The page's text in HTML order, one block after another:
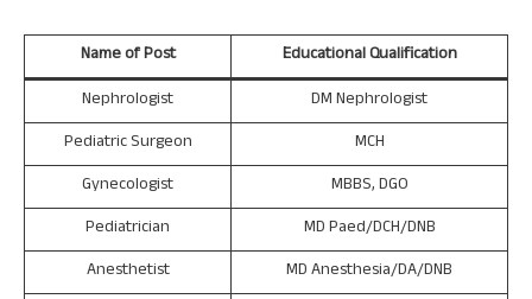
Name of Post
Educational Qualification
Nephrologist
DM Nephrologist
Pediatric Surgeon
MCH
Gynecologist
MBBS, DGO
Pediatrician
MD Paed/DCH/DNB
Anesthetist
MD Anesthesia/DA/DNB